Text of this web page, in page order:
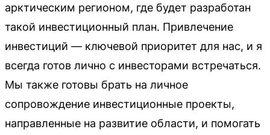
арктическим регионом, где будет разработан
такой инвестиционный план. Привлечение
инвестиций — ключевой приоритет для нас, и я
всегда готов лично с инвесторами встречаться.
Мы также готовы брать на личное
сопровождение инвестиционные проекты,
направленные на развитие области, и помогать